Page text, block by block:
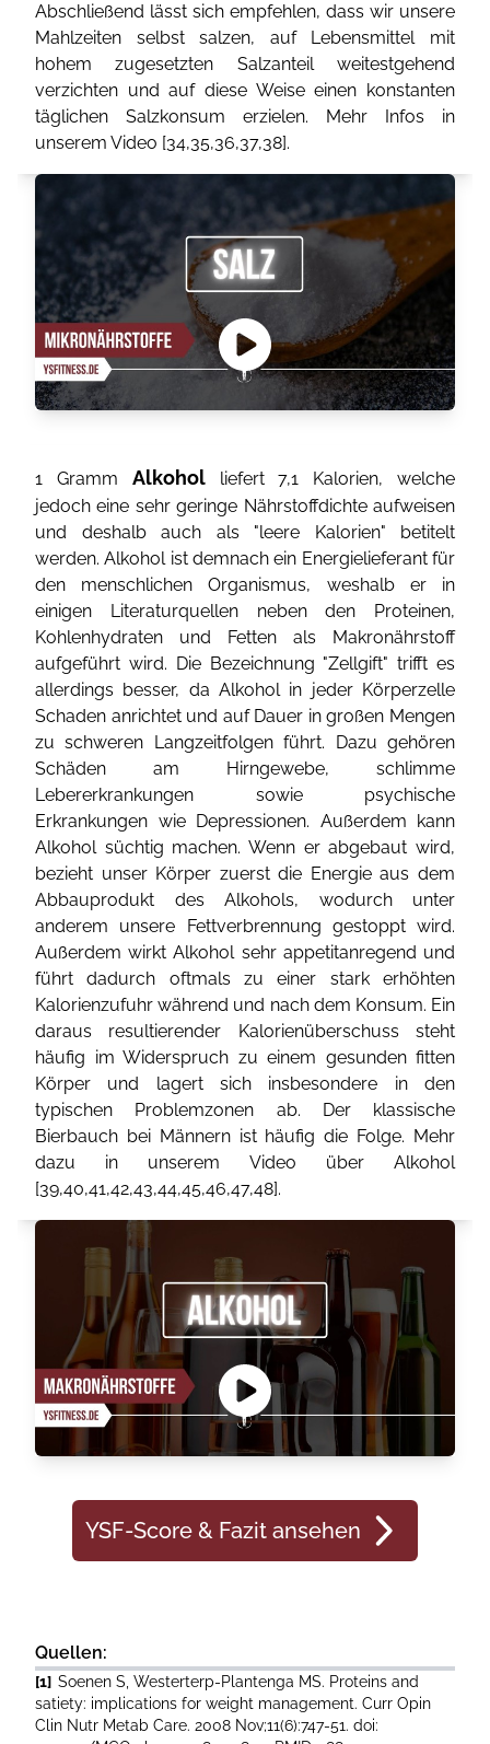
Abschließend lässt sich empfehlen, dass wir unsere
Mahlzeiten selbst salzen, auf Lebensmittel mit
hohem zugesetzten Salzanteil weitestgehend
verzichten und auf diese Weise einen konstanten
täglichen Salzkonsum erzielen. Mehr Infos in
unserem Video [34,35,36,37,38].
1 Gramm Alkoholliefert 7,1 Kalorien, welche
jedoch eine sehr geringe Nährstoffdichte aufweisen
und deshalb auch als "leere Kalorien" betitelt
werden. Alkohol ist demnach ein Energielieferant für
den menschlichen Organismus, weshalb er in
einigen Literaturquellen neben den Proteinen,
Kohlenhydraten und Fetten als Makronährstoff
aufgeführt wird. Die Bezeichnung "Zellgift" trifft es
allerdings besser, da Alkohol in jeder Körperzelle
Schaden anrichtet und auf Dauer in großen Mengen
zu schweren Langzeitfolgen führt. Dazu gehören
Schäden am Hirngewebe, schlimme
Lebererkrankungen sowie psychische
Erkrankungen wie Depressionen. Außerdem kann
Alkohol süchtig machen. Wenn er abgebaut wird,
bezieht unser Körper zuerst die Energie aus dem
Abbauprodukt des Alkohols, wodurch unter
anderem unsere Fettverbrennung gestoppt wird.
Außerdem wirkt Alkohol sehr appetitanregend und
führt dadurch oftmals zu einer stark erhöhten
Kalorienzufuhr während und nach dem Konsum. Ein
daraus resultierender Kalorienüberschuss steht
häufig im Widerspruch zu einem gesunden fitten
Körper und lagert sich insbesondere in den
typischen Problemzonen ab. Der klassische
Bierbauch bei Männern ist häufig die Folge. Mehr
dazu in unserem Video über Alkohol
[39,40,41,42,43,44,45,46,47,48].
YSF-Score & Fazit ansehen
Quellen:
[1] Soenen S, Westerterp-Plantenga MS. Proteins and
satiety: implications for weight management. Curr Opin
Clin Nutr Metab Care. 2008 Nov;11(6):747-51. doi: